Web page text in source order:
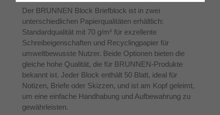
Der BRUNNEN Block Briefblock ist in zwei
unterschiedlichen Papierqualitäten erhältlich:
Standardqualität mit 70 g/m² für exzellente
Schreibeigenschaften und Recyclingpapier für
umweltbewusste Nutzer. Beide Optionen bieten die
gleiche hohe Qualität, die für BRUNNEN-Produkte
bekannt ist. Jeder Block enthält 50 Blatt, ideal für
Notizen, Briefe oder Skizzen, und ist am Kopf geleimt,
um eine einfache Handhabung und Aufbewahrung zu
gewährleisten.